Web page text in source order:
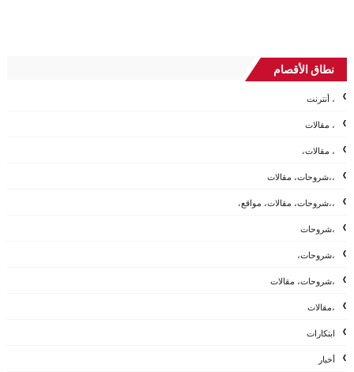
نطاق الأقصام
، أنترنت
، مقالات
، مقالات،
،،شروحات، مقالات
،،شروحات، مقالات، مواقع،
،شروحات
،شروحات،
،شروحات، مقالات
،مقالات
ابتكارات
أخبار